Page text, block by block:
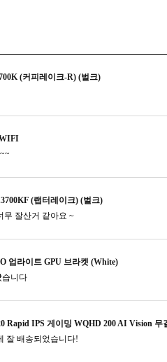
(커피레이크-R) (벌크)
(랩터레이크) (벌크)
무 잘산거 같아요 ~
업라이트 GPU 브라켓 (White)
습니다
Rapid IPS 게이밍 WQHD 200 AI Vision 무
잘 배송되었습니다!